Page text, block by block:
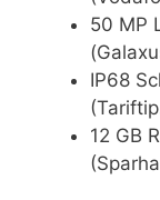
50 MP
IP68
12 GB